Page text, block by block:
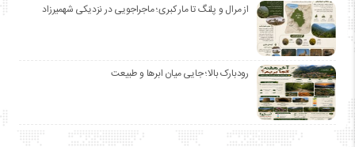
از مرال و پلنگ تا مار کبری؛ ماجراجویی در نزدیکی شهمیرزاد
رودبارک بالا؛ جایی میان ابرها و طبیعت